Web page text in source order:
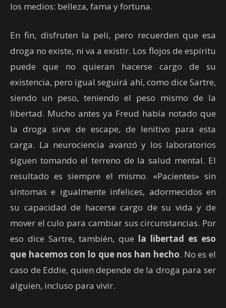
los medios: belleza, fama y fortuna.
En fin, disfruten la peli, pero recuerden que esa
droga no existe, ni va a existir. Los flojos de espíritu
puede que no quieran hacerse cargo de su
existencia, pero igual seguirá ahí, como dice Sartre,
siendo un peso, teniendo el peso mismo de la
libertad. Mucho antes ya Freud había notado que
la droga sirve de escape, de lenitivo para esta
carga. La neurociencia avanzó y los laboratorios
siguen tomando el terreno de la salud mental. El
resultado es siempre el mismo. «Pacientes» sin
síntomas e igualmente infelices, adormecidos en
su capacidad de hacerse cargo de su vida y de
mover el culo para cambiar sus circunstancias. Por
eso dice Sartre, también, que la libertad es eso
que hacemos con lo que nos han hecho. No es el
caso de Eddie, quien depende de la droga para ser
alguien, incluso para vivir.